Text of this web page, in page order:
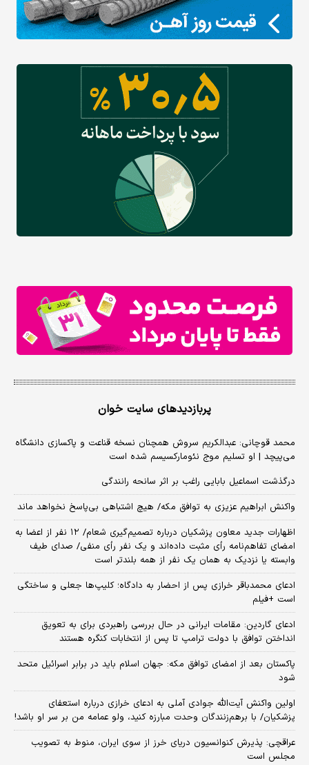
پربازدیدهای سایت خوان
محمد قوچانی: عبدالکریم سروش همچنان نسخه قناعت و پاکسازی دانشگاه
می‌پیچد | او تسلیم موج نئومارکسیسم شده است
درگذشت اسماعیل بابایی راغب بر اثر سانحه رانندگی
واکنش ابراهیم عزیزی به توافق مکه/ هیچ اشتباهی بی‌پاسخ نخواهد ماند
اظهارات جدید معاون پزشکیان درباره تصمیم‌گیری شعام/ ۱۲ نفر از اعضا به
امضای تفاهم‌نامه رأی مثبت داده‌اند و یک نفر رأی منفی/ صدای طیف
وابسته یا نزدیک به همان یک نفر از همه بلندتر است
ادعای محمدباقر خرازی پس از احضار به دادگاه؛ کلیپ‌ها جعلی و ساختگی
است +فیلم
ادعای گاردین: مقامات ایرانی در حال بررسی راهبردی برای به تعویق
انداختن توافق با دولت ترامپ تا پس از انتخابات کنگره هستند
پاکستان بعد از امضای توافق مکه: جهان اسلام باید در برابر اسرائیل متحد
شود
اولین واکنش آیت‌الله جوادی آملی به ادعای خرازی درباره استعفای
پزشکیان/ با برهم‌زنندگان وحدت مبارزه کنید، ولو عمامه من بر سر او باشد!
عراقچی: پذیرش کنوانسیون دریای خرز از سوی ایران، منوط به تصویب
مجلس است